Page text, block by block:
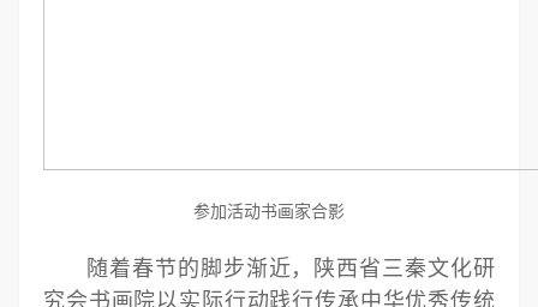
参加活动书画家合影
随着春节的脚步渐近，陕西省三秦文化研
究会书画院以实际行动践行传承中华优秀传统